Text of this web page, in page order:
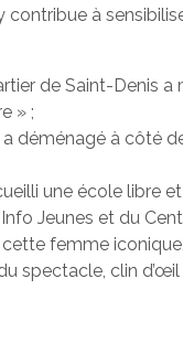
à
de Saint-Denis
» ;
déménagé à côté
une école
Jeunes et du
femme
spectacle, clin